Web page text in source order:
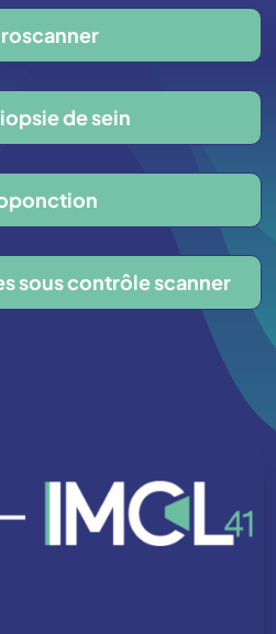
de sein
sous contrôle scanner